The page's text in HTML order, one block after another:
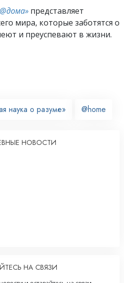
представляет
мира, которые заботятся о
и преуспевают в жизни.
наука о разуме» @home
НОВОСТИ
НА СВЯЗИ